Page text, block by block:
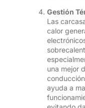
Gestión
Las
calor
una mejor
ayuda a